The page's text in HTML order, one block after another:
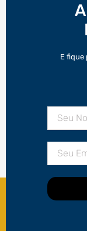
E fique